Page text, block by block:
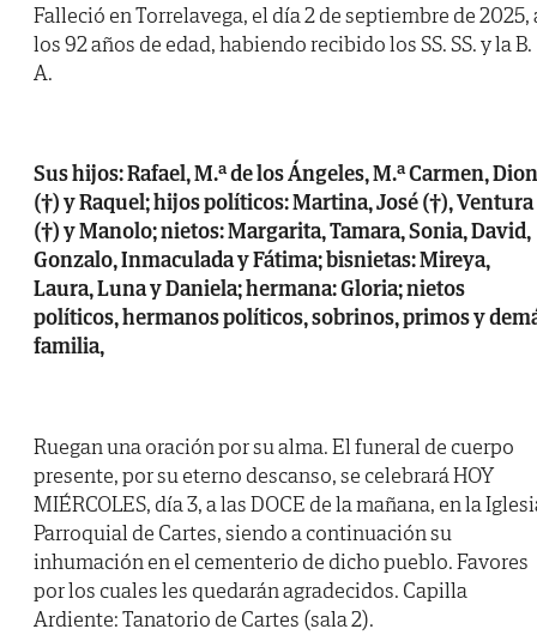
Falleció en Torrelavega, el día 2 de septiembre de 2025,
los 92 años de edad, habiendo recibido los SS. SS. y la B.
A.
Sus hijos: Rafael, M.ª de los Ángeles, M.ª Carmen,
(†) y Raquel; hijos políticos: Martina, José (†), Ventura
(†) y Manolo; nietos: Margarita, Tamara, Sonia, David,
Gonzalo, Inmaculada y Fátima; bisnietas: Mireya,
Laura, Luna y Daniela; hermana: Gloria; nietos
políticos, hermanos políticos, sobrinos, primos y
familia,
Ruegan una oración por su alma. El funeral de cuerpo
presente, por su eterno descanso, se celebrará HOY
MIÉRCOLES, día 3, a las DOCE de la mañana, en la
Parroquial de Cartes, siendo a continuación su
inhumación en el cementerio de dicho pueblo. Favores
por los cuales les quedarán agradecidos. Capilla
Ardiente: Tanatorio de Cartes (sala 2).